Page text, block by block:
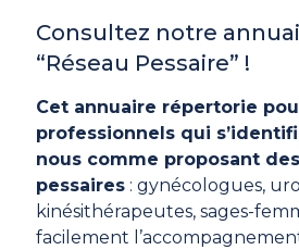
Consultez notre
“Réseau Pessaire” !
Cet annuaire répertorie
professionnels qui
nous comme proposant
pessaires : gynécologues,
kinésithérapeutes, sages-
facilement